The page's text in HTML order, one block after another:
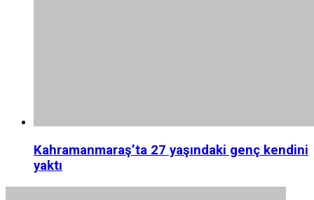
Kahramanmaraş’ta 27 yaşındaki genç kendini
yaktı